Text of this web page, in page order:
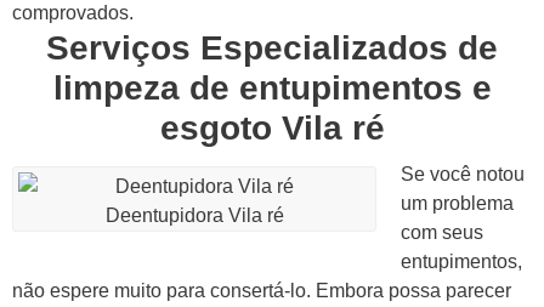
comprovados.
Serviços Especializados de
limpeza de entupimentos e
esgoto Vila ré
Deentupidora Vila ré
Se você notou
um problema
com seus
entupimentos,
não espere muito para consertá-lo. Embora possa parecer